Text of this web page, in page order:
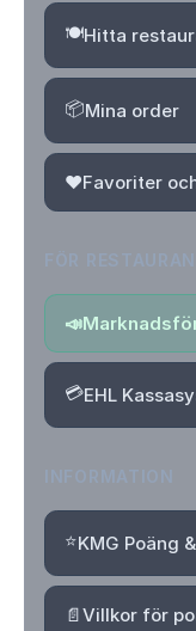
🍽️Hitta
📦Mina order
❤️Favoriter
📣
💳EHL
⭐KMG Poäng
📄Villkor för